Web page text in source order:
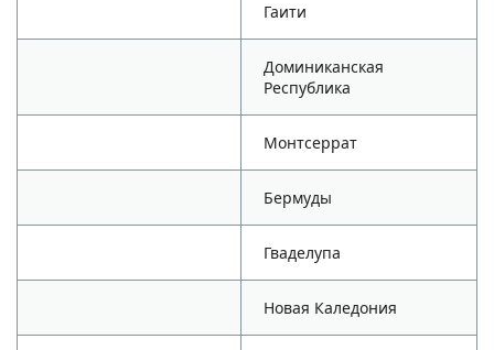
Гаити
Доминиканская
Республика
Монтсеррат
Бермуды
Гваделупа
Новая Каледония